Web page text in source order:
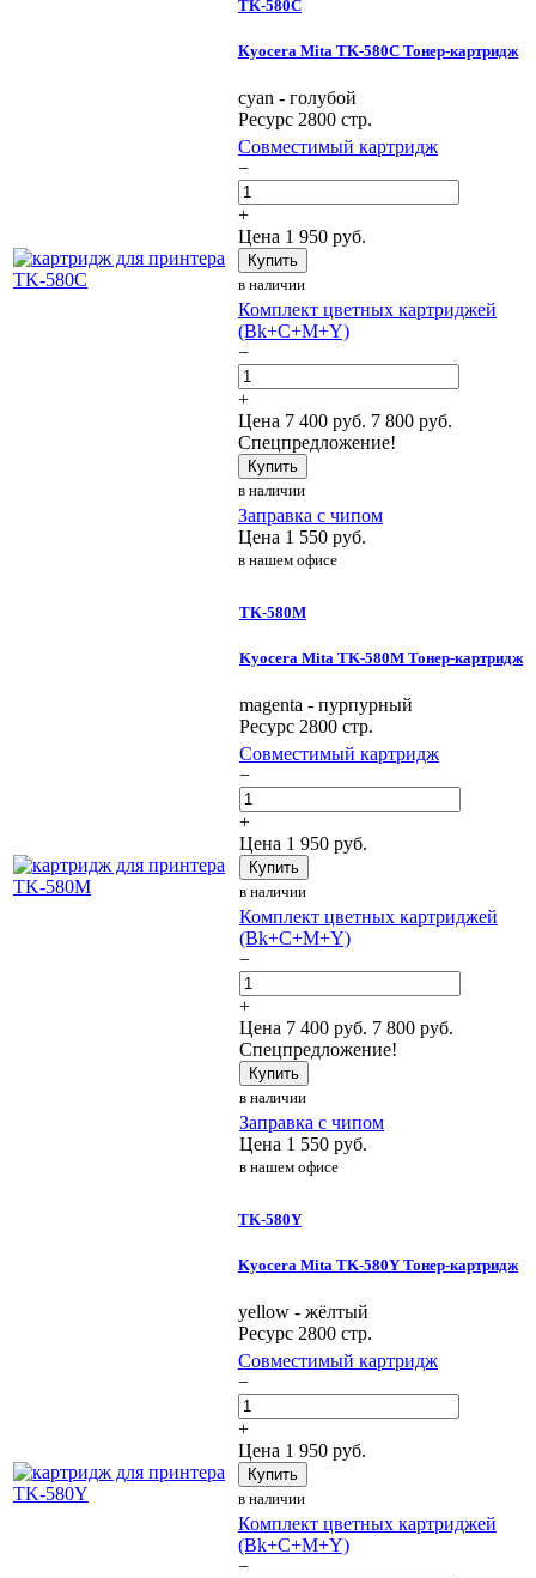
TK-580C
Kyocera Mita TK-580C Тонер-картридж
cyan - голубой
Ресурс 2800 стр.
Совместимый картридж
−
+
Цена 1 950 руб.
Купить
в наличии
Комплект цветных картриджей
(Bk+C+M+Y)
−
+
Цена 7 400 руб. 7 800 руб.
Спецпредложение!
Купить
в наличии
Заправка с чипом
Цена 1 550 руб.
в нашем офисе
TK-580M
Kyocera Mita TK-580M Тонер-картридж
magenta - пурпурный
Ресурс 2800 стр.
Совместимый картридж
−
+
Цена 1 950 руб.
Купить
в наличии
Комплект цветных картриджей
(Bk+C+M+Y)
−
+
Цена 7 400 руб. 7 800 руб.
Спецпредложение!
Купить
в наличии
Заправка с чипом
Цена 1 550 руб.
в нашем офисе
TK-580Y
Kyocera Mita TK-580Y Тонер-картридж
yellow - жёлтый
Ресурс 2800 стр.
Совместимый картридж
−
+
Цена 1 950 руб.
Купить
в наличии
Комплект цветных картриджей
(Bk+C+M+Y)
−